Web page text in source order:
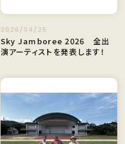
2026/04/25
Sky Jamboree 2026 全出
演アーティストを発表します！